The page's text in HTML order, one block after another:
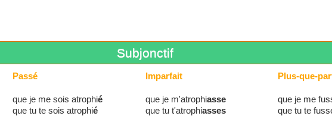
Subjonctif
Passé
que je me sois atrophié
que tu te sois atrophié
Imparfait
que je m'atrophiasse
que tu t'atrophiasses
Plus-que-
que je me
que tu te